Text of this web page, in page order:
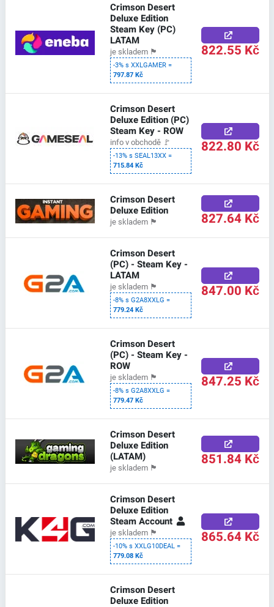
Crimson Desert
Deluxe Edition
Steam Key (PC)
LATAM
je skladem 🏴
-3% s XXLGAMER =
797.87 Kč
822.55 Kč
Crimson Desert
Deluxe Edition (PC)
Steam Key - ROW
info v obchodě 🚩
-13% s SEAL13XX =
715.84 Kč
822.80 Kč
Crimson Desert
Deluxe Edition
je skladem 🏴 827.64 Kč
Crimson Desert
(PC) - Steam Key -
LATAM
je skladem 🏴
-8% s G2A8XXLG =
779.24 Kč
847.00 Kč
Crimson Desert
(PC) - Steam Key -
ROW
je skladem 🏴
-8% s G2A8XXLG =
779.47 Kč
847.25 Kč
Crimson Desert
Deluxe Edition
(LATAM)
je skladem 🏴 851.84 Kč
Crimson Desert
Deluxe Edition
Steam Account
je skladem 🏴
-10% s XXLG10DEAL =
779.08 Kč
865.64 Kč
Crimson Desert
Deluxe Edition